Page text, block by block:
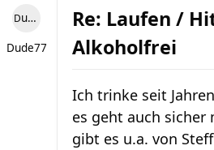
Dude77
Dude77
Re: Laufen /
Alkoholfrei
Ich trinke seit
es geht auch sicher
gibt es u.a. von